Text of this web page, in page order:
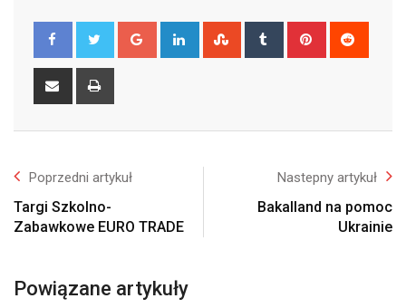
Google+ LinkedIn StumbleUpon
Tumblr Pinterest
Share
Poprzedni artykuł
Targi Szkolno-
Zabawkowe EURO TRADE
Nastepny artykuł
Bakalland na pomoc
Ukrainie
Powiązane artykuły